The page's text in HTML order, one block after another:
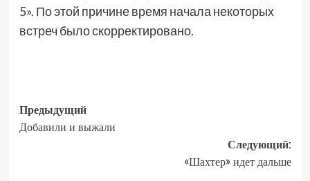
5». По этой причине время начала некоторых
встреч было скорректировано.
Предыдущий
Добавили и выжали
Следующий:
«Шахтер» идет дальше